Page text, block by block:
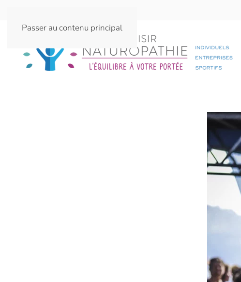
Passer au contenu principal